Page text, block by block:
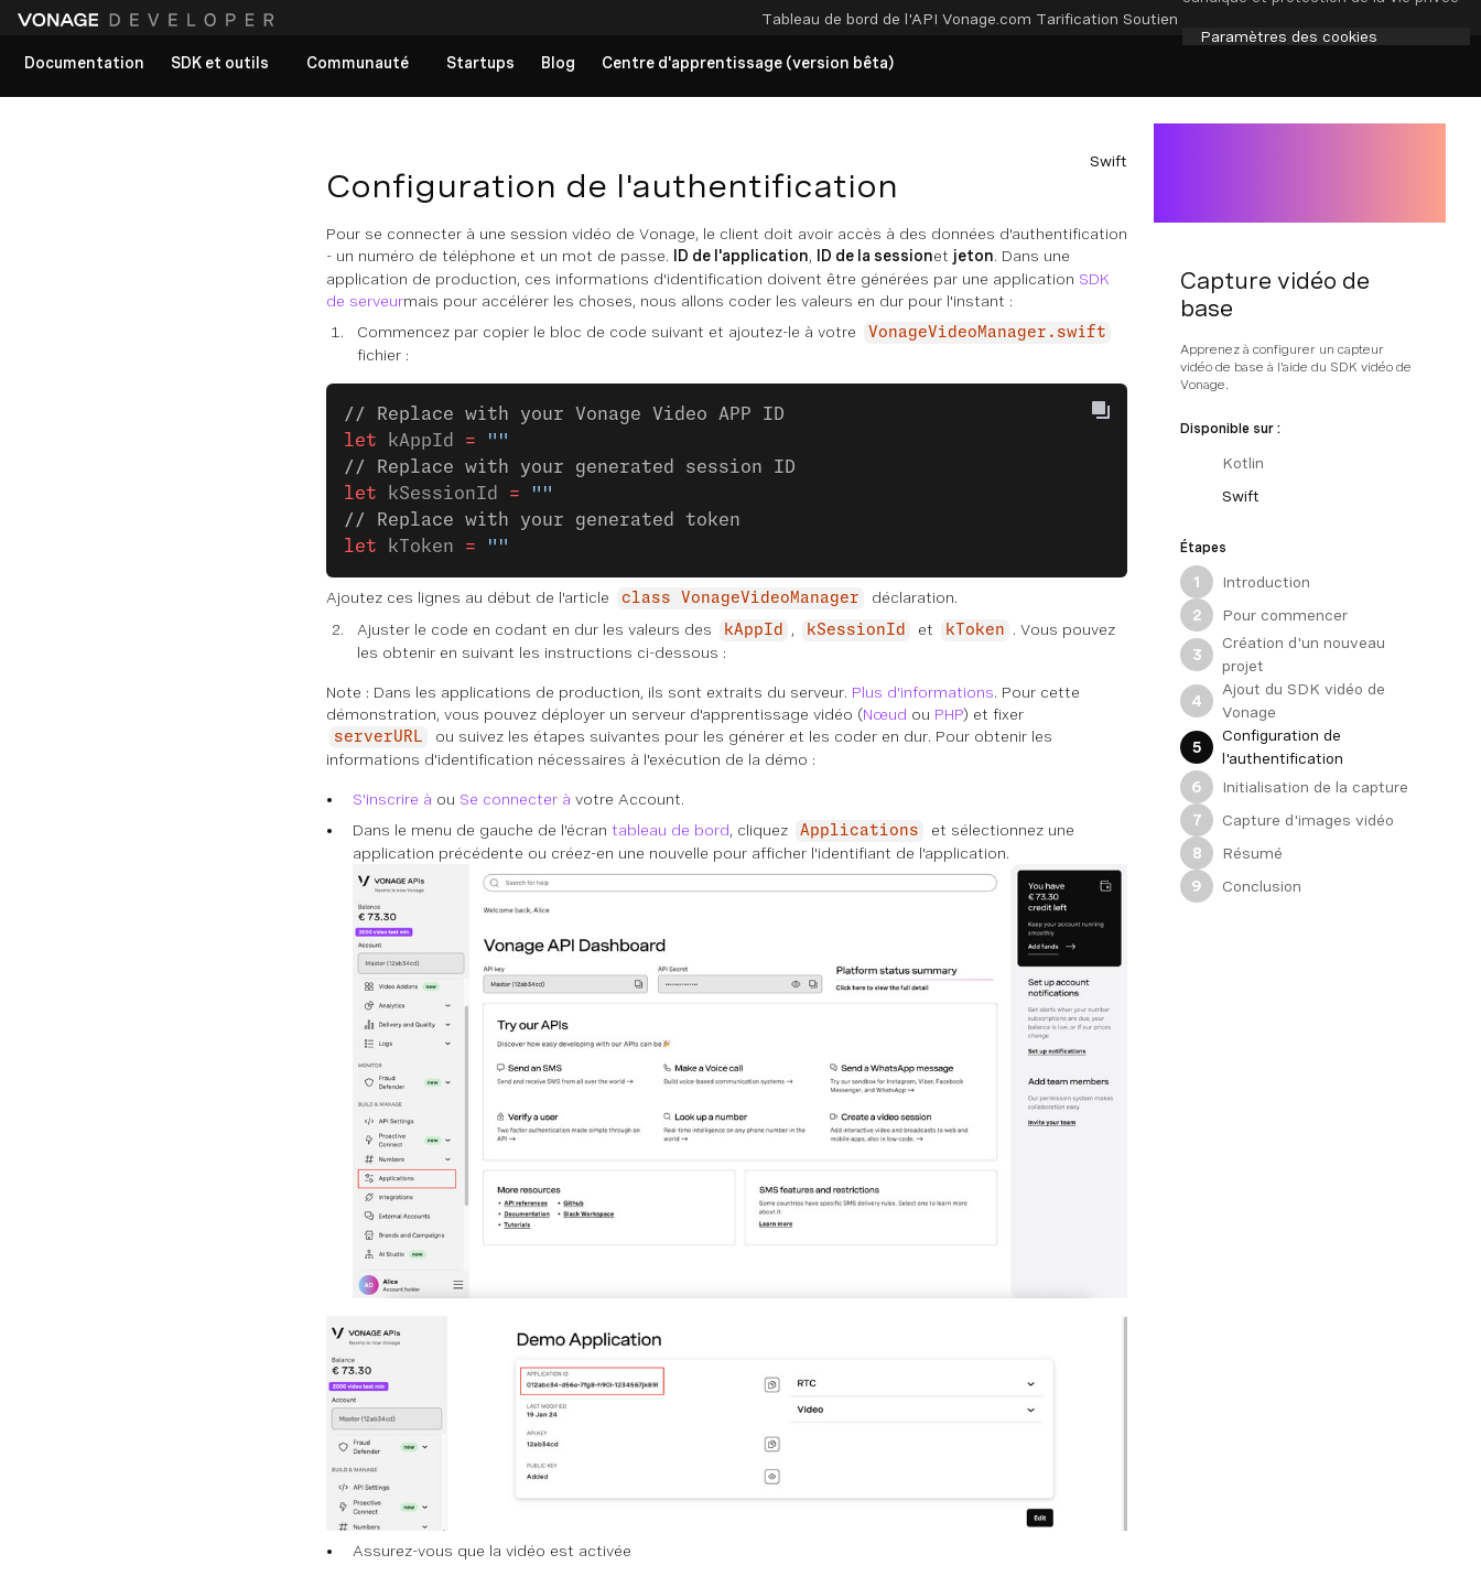
Tableau de bord de l'API Vonage.com Tarification Soutien
Paramètres des cookies
Documentation
SDK et outils Communauté Startups Blog Centre d'apprentissage (version bêta)
Swift
Configuration de l'authentification
Pour se connecter à une session vidéo de Vonage, le client doit avoir accès à des données d'authentification
- un numéro de téléphone et un mot de passe.
ID de l'application, ID de la sessionet jeton. Dans une
application de production, ces informations d'identification doivent être générées par une application SDK
de serveurmais pour accélérer les choses, nous allons coder les valeurs en dur pour l'instant :
Commencez par copier le bloc de code suivant et ajoutez-le à votre
VonageVideoManager.swift
fichier :
// Replace with your Vonage Video APP ID
let kAppId = ""
// Replace with your generated session ID
let kSessionId = ""
// Replace with your generated token
let kToken = ""
Ajoutez ces lignes au début de l'article class VonageVideoManager
déclaration.
Ajuster le code en codant en dur les valeurs des
kAppId , kSessionId et kToken
. Vous pouvez
les obtenir en suivant les instructions ci-dessous :
Note : Dans les applications de production, ils sont extraits du serveur. Plus d'informations. Pour cette
démonstration, vous pouvez déployer un serveur d'apprentissage vidéo (Nœud ou PHP) et fixer
serverURL
ou suivez les étapes suivantes pour les générer et les coder en dur. Pour obtenir les
informations d'identification nécessaires à l'exécution de la démo :
S'inscrire à ou Se connecter à votre Account.
Dans le menu de gauche de l'écran tableau de bord, cliquez Applications
et sélectionnez une
application précédente ou créez-en une nouvelle pour afficher l'identifiant de l'application.
Assurez-vous que la vidéo est activée
Capture vidéo de
base
Apprenez à configurer un capteur
vidéo de base à l'aide du SDK vidéo de
Vonage.
Disponible sur :
Kotlin
Swift
Étapes
1
Introduction
2
Pour commencer
3
Création d'un nouveau
projet
4
Ajout du SDK vidéo de
Vonage
5
Configuration de
l'authentification
6
Initialisation de la capture
7
Capture d'images vidéo
8
Résumé
9
Conclusion